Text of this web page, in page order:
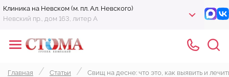
Клиника на Невском (м. пл. Ал. Невского)
Невский пр., дом 163, литер А
Главная Статьи Свищ на десне: что это, как выявить и